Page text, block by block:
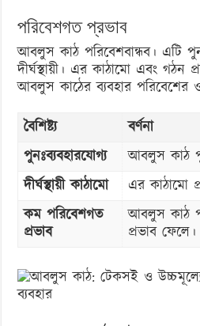
পরিবেশগত প্রভাব
আবলুস কাঠ পরিবেশবান্ধব। এটি
দীর্ঘস্থায়ী। এর কাঠামো এবং গঠন
আবলুস কাঠের ব্যবহার পরিবেশের
বৈশিষ্ট্য
বর্ণনা
পুনঃব্যবহারযোগ্য
আবলুস কাঠ
দীর্ঘস্থায়ী কাঠামো
এর কাঠামো
কম পরিবেশগত
প্রভাব
আবলুস কাঠ
প্রভাব ফেলে।